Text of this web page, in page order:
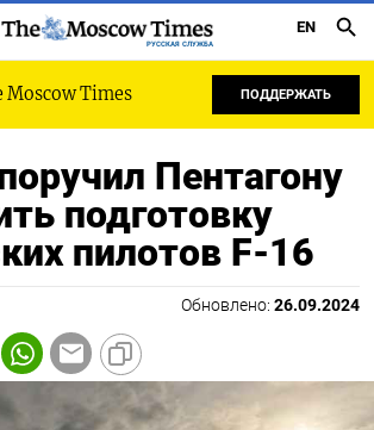
РУССКАЯ СЛУЖБА
EN
Times ПОДДЕРЖАТЬ
Пентагону
подготовку
пилотов F-16
Обновлено: 26.09.2024